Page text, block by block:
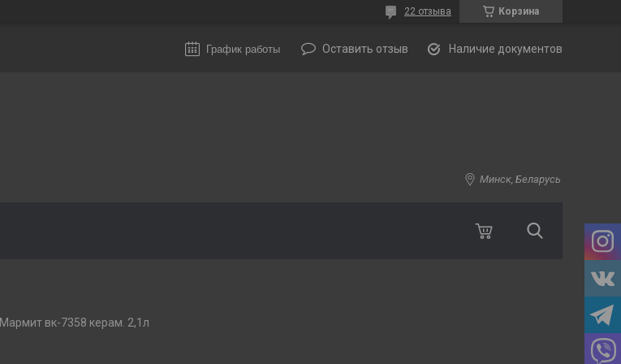
Корзина
22 отзыва
График работы Оставить отзыв Наличие документов
Минск, Беларусь
Мармит вк-7358 керам. 2,1л